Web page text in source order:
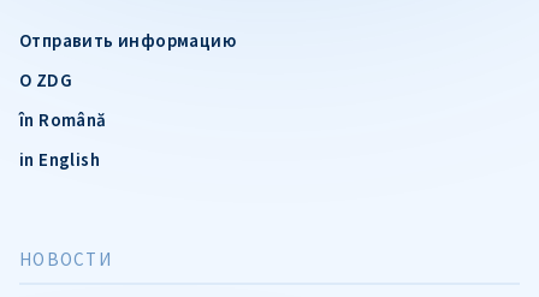
Отправить информацию
О ZDG
în Română
in English
НОВОСТИ